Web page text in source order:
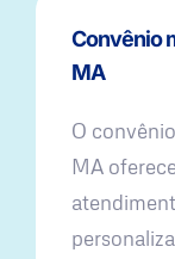
Convênio
MA
O
MA